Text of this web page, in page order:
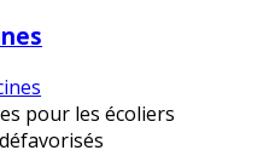
pour les écoliers